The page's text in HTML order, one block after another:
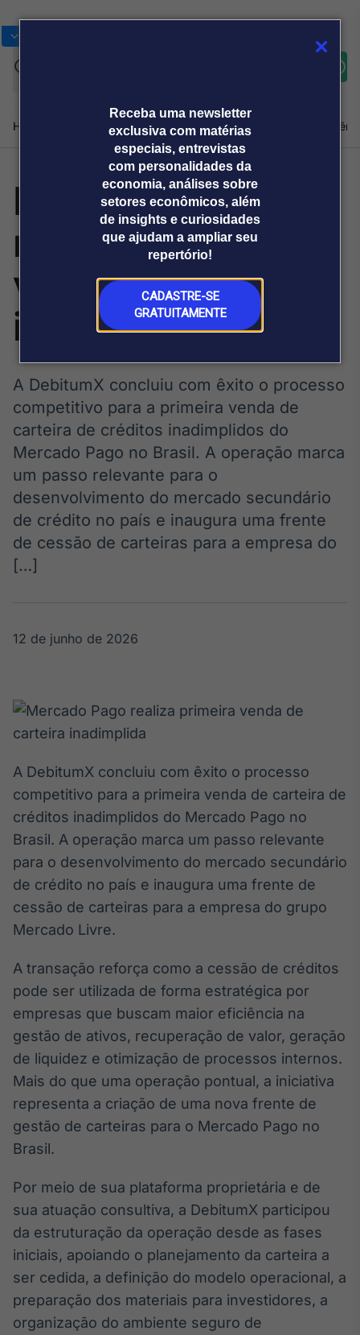
Receba uma newsletter
exclusiva com matérias
especiais, entrevistas
com personalidades da
economia, análises sobre
setores econômicos, além
de insights e curiosidades
que ajudam a ampliar seu
repertório!
CADASTRE-SE
GRATUITAMENTE
Home Produtos e soluçõesNotíciasBlogWeekend
Plataformas
Broadcast
Broadcast+
O mercado
financeiro em
tempo real
Broadcast
Agro
Tudo sobre o
agronegócio
Broadcast
Político
Os bastidores da
tempo real
Plataforma para
conteúdos
personalizados
Soluções de Dados
e Conteúdos
Broadcast
OTC
Plataforma para
negociação de
ativos
Broadcast
Datafeed
APIs para
conteúdos e
dados
Broadcast
Ticker
Cotações e
Broadcast
Widgets
Componentes
para conteúdos e
funcionalidades
Sobre nós Releases Broadcast
Prêmio Broadcast
Analistas
Prêmio Broadcast
Empresas
Agências de
comunicação
Releases
Mercado Pago
realiza primeira
venda de carteira
inadimplida
A DebitumX concluiu com êxito o processo
competitivo para a primeira venda de
carteira de créditos inadimplidos do
Mercado Pago no Brasil. A operação marca
um passo relevante para o
desenvolvimento do mercado secundário
de crédito no país e inaugura uma frente
de cessão de carteiras para a empresa do
[…]
12 de junho de 2026
A DebitumX concluiu com êxito o processo
competitivo para a primeira venda de carteira de
créditos inadimplidos do Mercado Pago no
Brasil. A operação marca um passo relevante
para o desenvolvimento do mercado secundário
de crédito no país e inaugura uma frente de
cessão de carteiras para a empresa do grupo
Mercado Livre.
A transação reforça como a cessão de créditos
pode ser utilizada de forma estratégica por
empresas que buscam maior eficiência na
gestão de ativos, recuperação de valor, geração
de liquidez e otimização de processos internos.
Mais do que uma operação pontual, a iniciativa
representa a criação de uma nova frente de
gestão de carteiras para o Mercado Pago no
Brasil.
Por meio de sua plataforma proprietária e de
sua atuação consultiva, a DebitumX participou
da estruturação da operação desde as fases
iniciais, apoiando o planejamento da carteira a
ser cedida, a definição do modelo operacional, a
preparação dos materiais para investidores, a
organização do ambiente seguro de